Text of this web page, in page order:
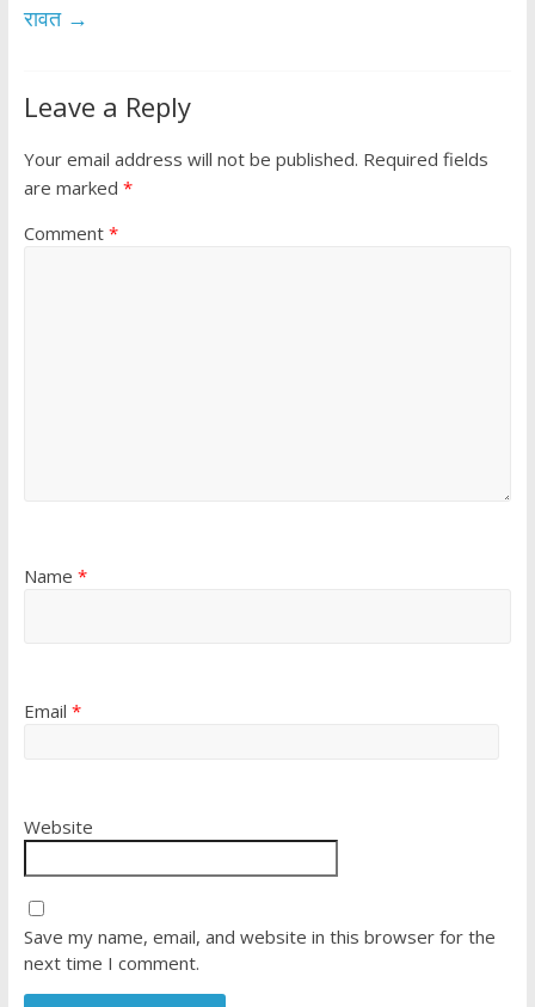
रावत →
Leave a Reply
Your email address will not be published. Required fields
are marked *
Comment *
Name *
Email *
Website
Save my name, email, and website in this browser for the
next time I comment.